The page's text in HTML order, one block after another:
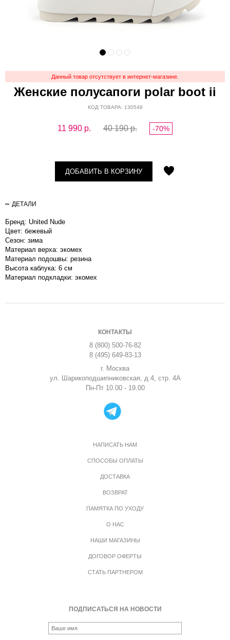
Данный товар отсутствует в интернет-магазине.
Женские полусапоги polar boot ii
КОД ТОВАРА: 130548
11 990 р. 40 190 р. -70%
ДОБАВИТЬ В КОРЗИНУ
ДЕТАЛИ
Бренд: United Nude
Цвет: бежевый
Сезон: зима
Материал верха: экомех
Материал подошвы: резина
Высота каблука: 6 см
Материал подкладки: экомех
КОНТАКТЫ
8 (800) 500-76-82
8 (495) 649-83-13
г. Москва
ул. Шарикоподшипниковская, д.4, стр. 4А
Пн-Пт 10.00 - 19.00
НАПИСАТЬ НАМ
СПОСОБЫ ОПЛАТЫ
ДОСТАВКА
ВОЗВРАТ
ПАМЯТКА ПО УХОДУ
О НАС
НАШИ МАГАЗИНЫ
ДОГОВОР ОФЕРТЫ
СТАТЬ ПАРТНЕРОМ
ПОДПИСАТЬСЯ НА НОВОСТИ